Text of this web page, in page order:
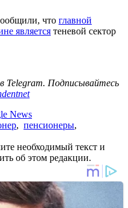
что главной
является теневой сектор
в Telegram. Подписывайтесь
News
, пенсионеры,
необходимый текст и
об этом редакции.